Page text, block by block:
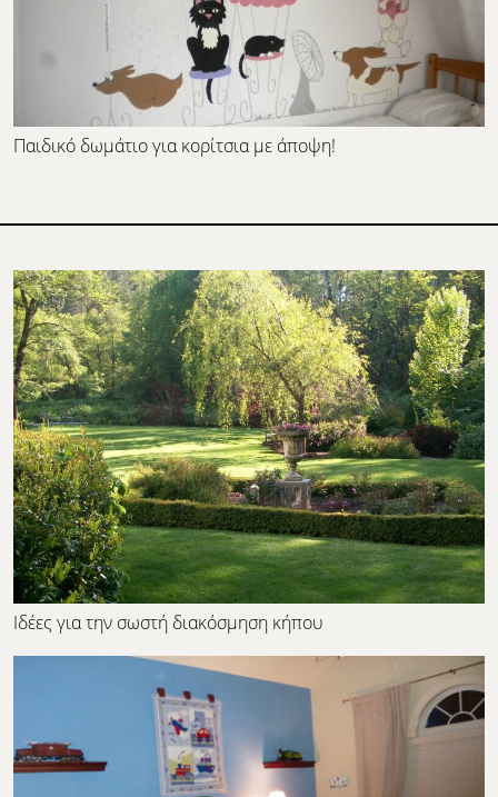
Παιδικό δωμάτιο για κορίτσια με άποψη!
Ιδέες για την σωστή διακόσμηση κήπου